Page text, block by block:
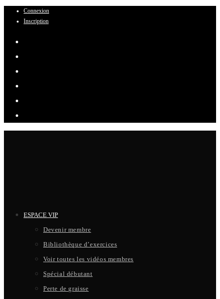
Skip
content
Connexion
Inscription
ESPACE VIP
Devenir membre
Bibliothèque d’exercices
Voir toutes les vidéos membres
Spécial débutant
Perte de graisse